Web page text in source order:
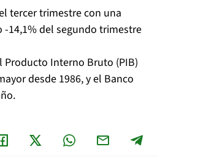
tercer trimestre con una
14,1% del segundo trimestre
Interno Bruto (PIB)
desde 1986, y el Banco